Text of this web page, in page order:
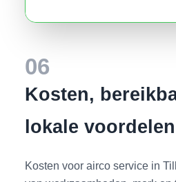
06
Kosten,
lokale
Kosten voor airco service in